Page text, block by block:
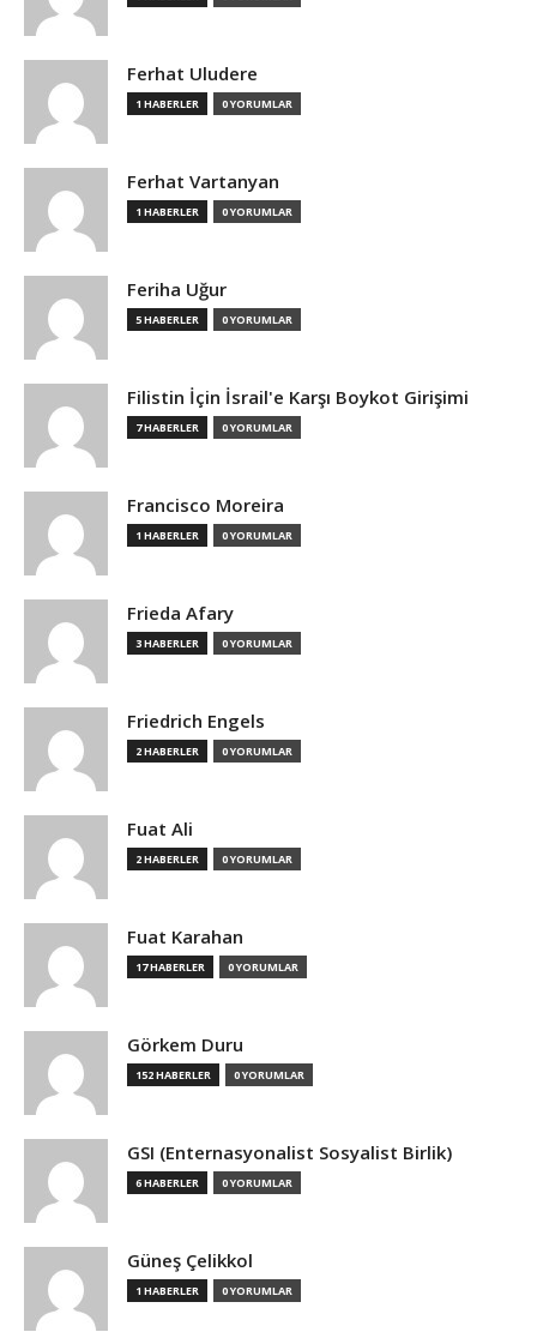
Ferhat Uludere
1 HABERLER 0 YORUMLAR
Ferhat Vartanyan
1 HABERLER 0 YORUMLAR
Feriha Uğur
5 HABERLER 0 YORUMLAR
Filistin İçin İsrail'e Karşı Boykot Girişimi
7 HABERLER 0 YORUMLAR
Francisco Moreira
1 HABERLER 0 YORUMLAR
Frieda Afary
3 HABERLER 0 YORUMLAR
Friedrich Engels
2 HABERLER 0 YORUMLAR
Fuat Ali
2 HABERLER 0 YORUMLAR
Fuat Karahan
17 HABERLER 0 YORUMLAR
Görkem Duru
152 HABERLER 0 YORUMLAR
GSI (Enternasyonalist Sosyalist Birlik)
6 HABERLER 0 YORUMLAR
Güneş Çelikkol
1 HABERLER 0 YORUMLAR